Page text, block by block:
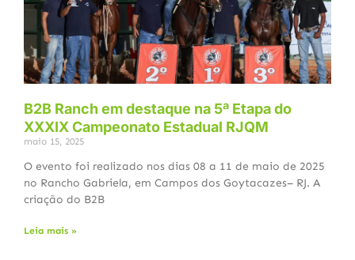
B2B Ranch em destaque na 5ª Etapa do
XXXIX Campeonato Estadual RJQM
maio 15, 2025
O evento foi realizado nos dias 08 a 11 de maio de 2025
no Rancho Gabriela, em Campos dos Goytacazes– RJ. A
criação do B2B
Leia mais »